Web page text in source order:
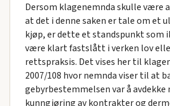
Dersom klagenemnda skulle være
at det i denne saken er tale om et
kjøp, er dette et standspunkt som
være klart fastslått i verken lov
rettspraksis. Det vises her til
2007/108 hvor nemnda viser til at
gebyrbestemmelsen var å avdekke
kunngjøring av kontrakter og